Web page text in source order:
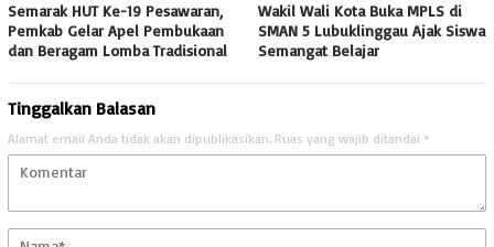
Semarak HUT Ke-19 Pesawaran,
Pemkab Gelar Apel Pembukaan
dan Beragam Lomba Tradisional
Wakil Wali Kota Buka MPLS di
SMAN 5 Lubuklinggau Ajak Siswa
Semangat Belajar
Tinggalkan Balasan
Alamat email Anda tidak akan dipublikasikan. Ruas yang wajib ditandai *